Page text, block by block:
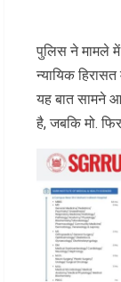
पुलिस ने मामले
न्यायिक
यह बात सामने
है, जबकि मो.